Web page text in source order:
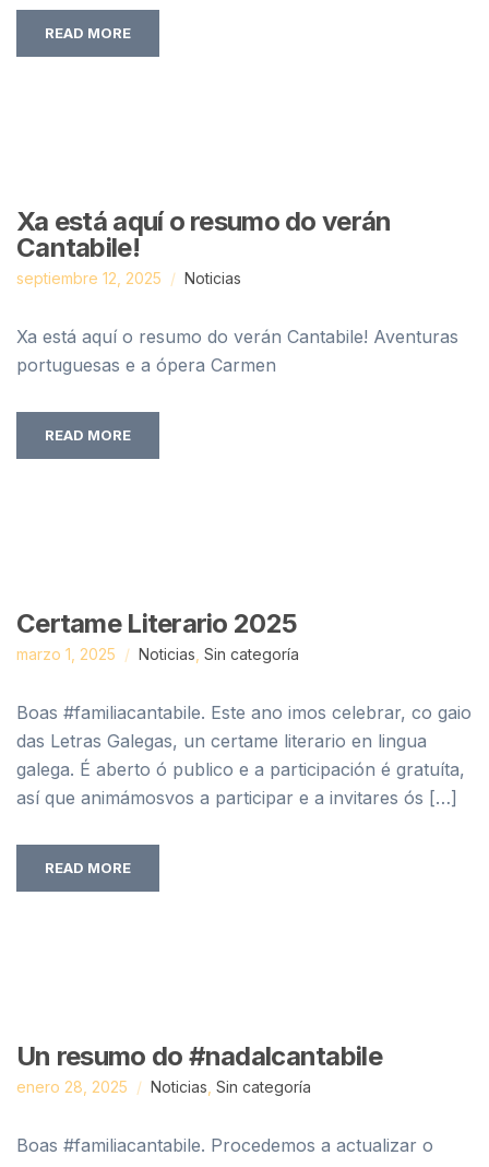
READ MORE
Xa está aquí o resumo do verán
Cantabile!
septiembre 12, 2025 Noticias
Xa está aquí o resumo do verán Cantabile! Aventuras
portuguesas e a ópera Carmen
READ MORE
Certame Literario 2025
marzo 1, 2025 Noticias Sin categoría
Boas #familiacantabile. Este ano imos celebrar, co gaio
das Letras Galegas, un certame literario en lingua
galega. É aberto ó publico e a participación é gratuíta,
así que animámosvos a participar e a invitares ós […]
READ MORE
Un resumo do #nadalcantabile
enero 28, 2025 Noticias Sin categoría
Boas #familiacantabile. Procedemos a actualizar o